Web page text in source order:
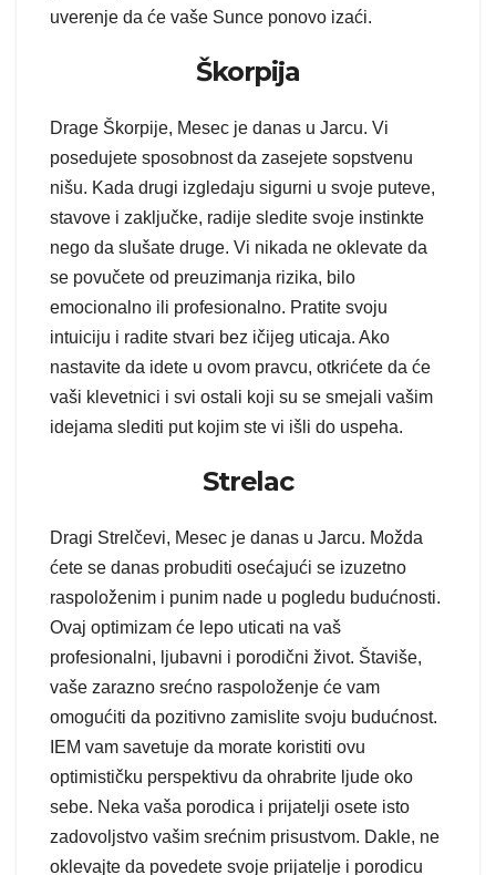
uverenje da će vaše Sunce ponovo izaći.
Škorpija
Drage Škorpije, Mesec je danas u Jarcu. Vi
posedujete sposobnost da zasejete sopstvenu
nišu. Kada drugi izgledaju sigurni u svoje puteve,
stavove i zaključke, radije sledite svoje instinkte
nego da slušate druge. Vi nikada ne oklevate da
se povučete od preuzimanja rizika, bilo
emocionalno ili profesionalno. Pratite svoju
intuiciju i radite stvari bez ičijeg uticaja. Ako
nastavite da idete u ovom pravcu, otkrićete da će
vaši klevetnici i svi ostali koji su se smejali vašim
idejama slediti put kojim ste vi išli do uspeha.
Strelac
Dragi Strelčevi, Mesec je danas u Jarcu. Možda
ćete se danas probuditi osećajući se izuzetno
raspoloženim i punim nade u pogledu budućnosti.
Ovaj optimizam će lepo uticati na vaš
profesionalni, ljubavni i porodični život. Štaviše,
vaše zarazno srećno raspoloženje će vam
omogućiti da pozitivno zamislite svoju budućnost.
IEM vam savetuje da morate koristiti ovu
optimističku perspektivu da ohrabrite ljude oko
sebe. Neka vaša porodica i prijatelji osete isto
zadovoljstvo vašim srećnim prisustvom. Dakle, ne
oklevajte da povedete svoje prijatelje i porodicu